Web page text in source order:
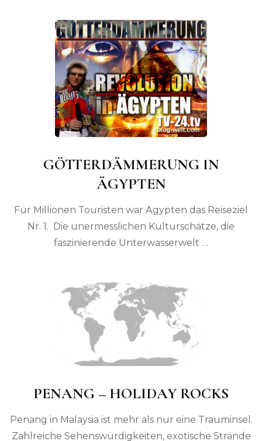
GÖTTERDÄMMERUNG IN
ÄGYPTEN
Für Millionen Touristen war Ägypten das Reiseziel
Nr. 1. Die unermesslichen Kulturschätze, die
faszinierende Unterwasserwelt …
PENANG – HOLIDAY ROCKS
Penang in Malaysia ist mehr als nur eine Trauminsel.
Zahlreiche Sehenswürdigkeiten, exotische Strände